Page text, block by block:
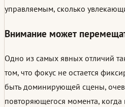
управляемым, сколько
Внимание может
Одно из самых явных отличий
том, что фокус не остается
быть доминирующей сцены,
повторяющегося момента,